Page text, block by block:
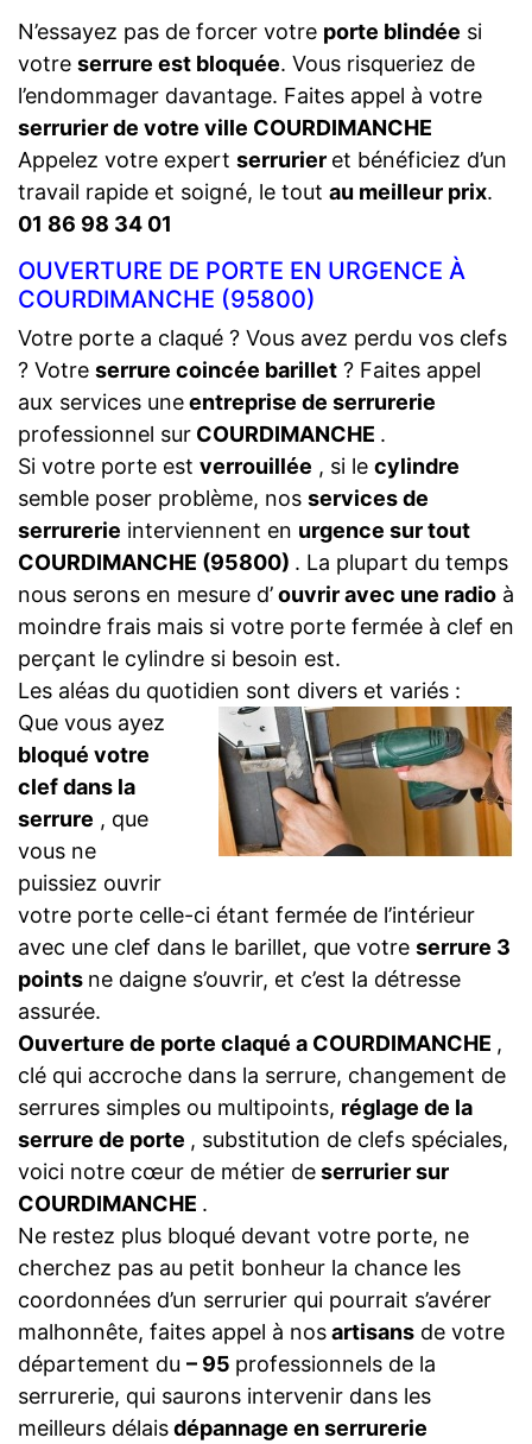
N’essayez pas de forcer votre porte blindée si
votre serrure est bloquée. Vous risqueriez de
l’endommager davantage. Faites appel à votre
serrurier de votre ville COURDIMANCHE
Appelez votre expert serrurier et bénéficiez d’un
travail rapide et soigné, le tout au meilleur prix.
01 86 98 34 01
OUVERTURE DE PORTE EN URGENCE À
COURDIMANCHE (95800)
Votre porte a claqué ? Vous avez perdu vos clefs
? Votre serrure coincée barillet ? Faites appel
aux services uneentreprise de serrurerie
professionnel sur COURDIMANCHE .
Si votre porte est verrouillée , si le cylindre
semble poser problème, nos services de
serrurerie interviennent en urgence sur tout
COURDIMANCHE (95800) . La plupart du temps
nous serons en mesure d’ouvrir avec une radio à
moindre frais mais si votre porte fermée à clef en
perçant le cylindre si besoin est.
Les aléas du quotidien sont divers et variés :
Que vous ayez
bloqué votre
clef dans la
serrure , que
vous ne
puissiez ouvrir
votre porte celle-ci étant fermée de l’intérieur
avec une clef dans le barillet, que votre serrure 3
points ne daigne s’ouvrir, et c’est la détresse
assurée.
Ouverture de porte claqué a COURDIMANCHE ,
clé qui accroche dans la serrure, changement de
serrures simples ou multipoints, réglage de la
serrure de porte , substitution de clefs spéciales,
voici notre cœur de métier deserrurier sur
COURDIMANCHE .
Ne restez plus bloqué devant votre porte, ne
cherchez pas au petit bonheur la chance les
coordonnées d’un serrurier qui pourrait s’avérer
malhonnête, faites appel à nosartisans de votre
département du – 95 professionnels de la
serrurerie, qui saurons intervenir dans les
meilleurs délaisdépannage en serrurerie